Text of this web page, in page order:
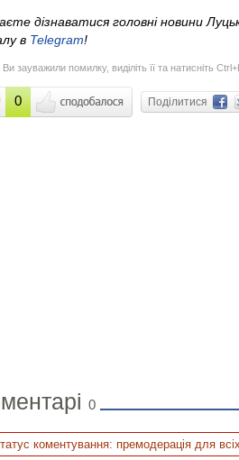
дізнаватися головні новини
в Telegram!
зауважили помилку, виділіть її та натисніть
0 Поділитися
0
коментування: премодерація для всіх